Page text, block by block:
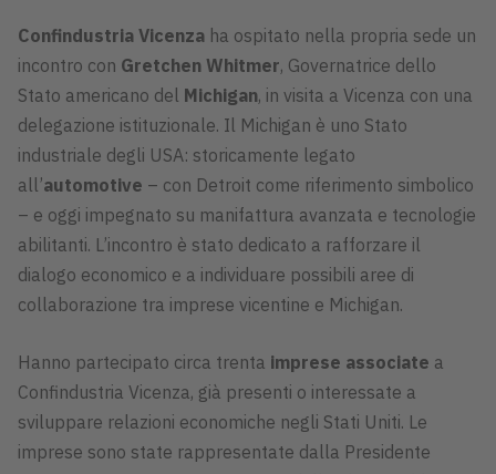
Confindustria Vicenza ha ospitato nella propria sede un
incontro con Gretchen Whitmer, Governatrice dello
Stato americano del Michigan, in visita a Vicenza con una
delegazione istituzionale. Il Michigan è uno Stato
industriale degli USA: storicamente legato
all’automotive – con Detroit come riferimento simbolico
– e oggi impegnato su manifattura avanzata e tecnologie
abilitanti. L’incontro è stato dedicato a rafforzare il
dialogo economico e a individuare possibili aree di
collaborazione tra imprese vicentine e Michigan.
Hanno partecipato circa trenta imprese associate a
Confindustria Vicenza, già presenti o interessate a
sviluppare relazioni economiche negli Stati Uniti. Le
imprese sono state rappresentate dalla Presidente